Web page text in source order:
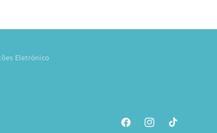
Eletrónico
FacebookInstagramTikTok